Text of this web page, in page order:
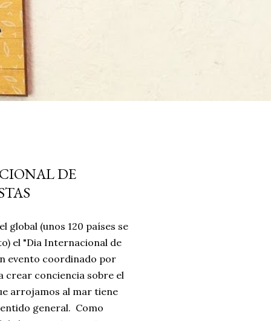
DE
global (unos 120 países se
el "Dia Internacional de
evento coordinado por
crear conciencia sobre el
arrojamos al mar tiene
general. Como